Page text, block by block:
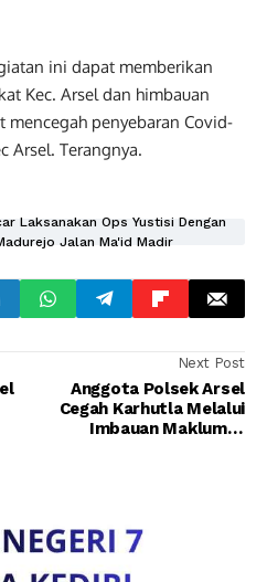
ini dapat memberikan
Kec. Arsel dan himbauan
penyebaran Covid-
Arsel. Terangnya.
Laksanakan Ops Yustisi Dengan
Jalan Ma'id Madir
Next Post
Anggota Polsek Arsel
Cegah Karhutla Melalui
Imbauan Maklumat